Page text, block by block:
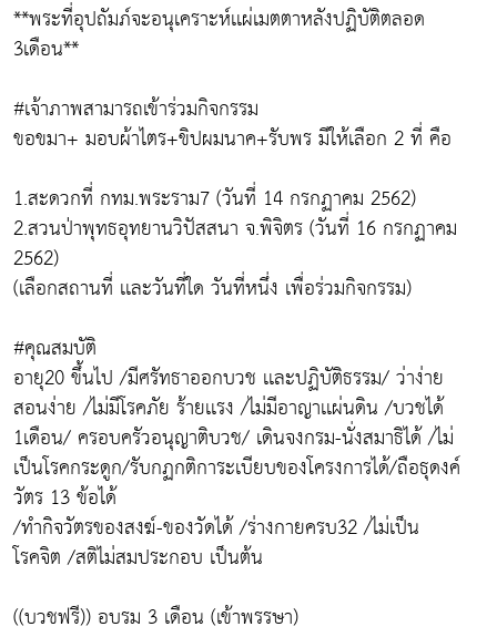
**พระที่อุปถัมภ์จะอนุเคราะห์เเผ่เมตตาหลังปฏิบัติตลอด
3เดือน**
#เจ้าภาพสามารถเข้าร่วมกิจกรรม
ขอขมา+ มอบผ้าไตร+ขิปผมนาค+รับพร มีให้เลือก 2 ที่ คือ
1.สะดวกที่ กทม.พระราม7 (วันที่ 14 กรกฏาคม 2562)
2.สวนป่าพุทธอุทยานวิปัสสนา จ.พิจิตร (วันที่ 16 กรกฏาคม
2562)
(เลือกสถานที่ เเละวันที่ใด วันที่หนึ่ง เพื่อร่วมกิจกรรม)
#คุณสมบัติ
อายุ20 ขึ้นไป /มีศรัทธาออกบวช เเละปฏิบัติธรรม/ ว่าง่าย
สอนง่าย /ไม่มีโรคภัย ร้ายเเรง /ไม่มีอาญาเเผ่นดิน /บวชได้
1เดือน/ ครอบครัวอนุญาติบวช/ เดินจงกรม-นั่งสมาธิได้ /ไม่
เป็นโรคกระดูก/รับกฏกติการะเบียบของโครงการได้/ถือธุดงค์
วัตร 13 ข้อได้
/ทำกิจวัตรของสงฆ์-ของวัดได้ /ร่างกายครบ32 /ไม่เป็น
โรคจิต /สติไม่สมประกอบ เป็นต้น
((บวชฟรี)) อบรม 3 เดือน (เข้าพรรษา)